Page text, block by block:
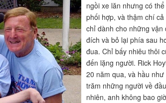
ngồi xe lăn nhưng có
phối hợp, và thậm chí
chỉ dành cho những vận
đích và bỏ lại phía sau
đua. Chỉ bấy nhiêu thôi
đến lặng người. Rick
20 năm qua, và hầu
trăm những người về
nhiên, anh không bao